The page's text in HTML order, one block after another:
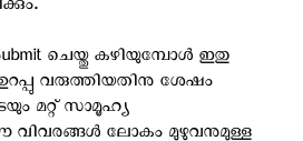
ചെയ്തു കഴിയുമ്പോൾ ഇതു
വരുത്തിയതിനു ശേഷം
മറ്റ് സാമൂഹ്യ
വിവരങ്ങൾ ലോകം മുഴുവനുമുള്ള